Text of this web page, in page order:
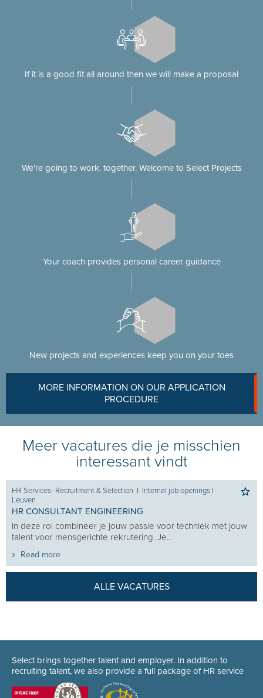
If it is a good fit all around then we will make a proposal
We're going to work. together. Welcome to Select Projects
Your coach provides personal career guidance
New projects and experiences keep you on your toes
MORE INFORMATION ON OUR APPLICATION
PROCEDURE
Meer vacatures die je misschien
interessant vindt
HR Services- Recruitment & Selection I Internal job openings I
Leuven
HR CONSULTANT ENGINEERING
In deze rol combineer je jouw passie voor techniek met jouw
talent voor mensgerichte rekrutering. Je...
Read more
ALLE VACATURES
Select brings together talent and employer. In addition to
recruiting talent, we also provide a full package of HR service